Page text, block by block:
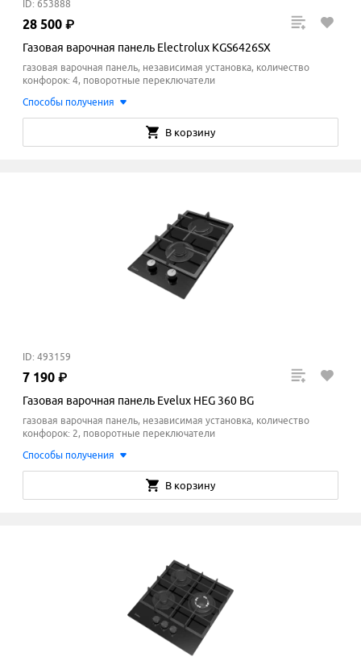
ID: 653888
28 500 ₽
Газовая варочная панель Electrolux KGS6426SX
газовая варочная панель, независимая установка, количество
конфорок: 4, поворотные переключатели
Способы получения
В корзину
ID: 493159
7 190 ₽
Газовая варочная панель Evelux HEG 360 BG
газовая варочная панель, независимая установка, количество
конфорок: 2, поворотные переключатели
Способы получения
В корзину